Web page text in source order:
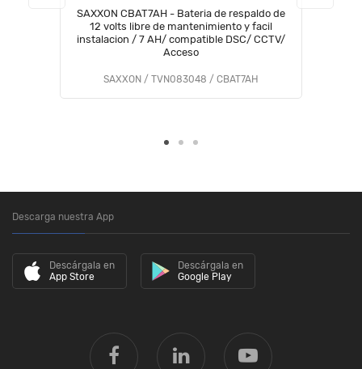
SAXXON CBAT7AH - Bateria de respaldo de
12 volts libre de mantenimiento y facil
instalacion / 7 AH/ compatible DSC/ CCTV/
Acceso
SAXXON / TVN083048 / CBAT7AH
Descarga nuestra App
Descárgala en
App Store
Descárgala en
Google Play